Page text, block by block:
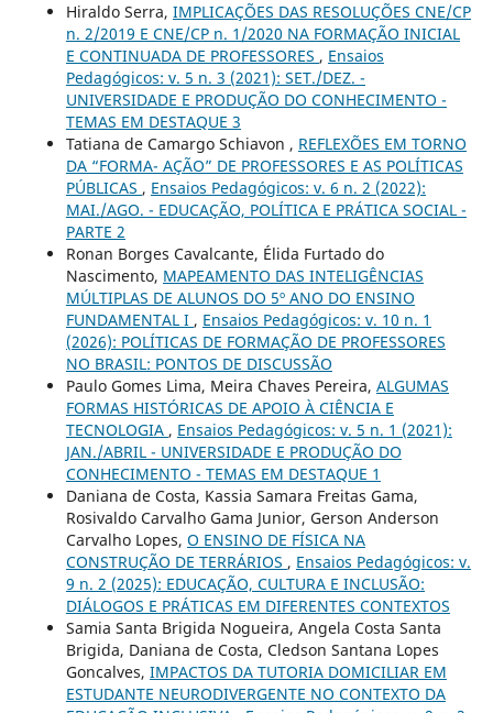
Hiraldo Serra, IMPLICAÇÕES DAS RESOLUÇÕES CNE/CP
n. 2/2019 E CNE/CP n. 1/2020 NA FORMAÇÃO INICIAL
E CONTINUADA DE PROFESSORES , Ensaios
Pedagógicos: v. 5 n. 3 (2021): SET./DEZ. -
UNIVERSIDADE E PRODUÇÃO DO CONHECIMENTO -
TEMAS EM DESTAQUE 3
Tatiana de Camargo Schiavon , REFLEXÕES EM TORNO
DA “FORMA- AÇÃO” DE PROFESSORES E AS POLÍTICAS
PÚBLICAS , Ensaios Pedagógicos: v. 6 n. 2 (2022):
MAI./AGO. - EDUCAÇÃO, POLÍTICA E PRÁTICA SOCIAL -
PARTE 2
Ronan Borges Cavalcante, Élida Furtado do
Nascimento, MAPEAMENTO DAS INTELIGÊNCIAS
MÚLTIPLAS DE ALUNOS DO 5º ANO DO ENSINO
FUNDAMENTAL I , Ensaios Pedagógicos: v. 10 n. 1
(2026): POLÍTICAS DE FORMAÇÃO DE PROFESSORES
NO BRASIL: PONTOS DE DISCUSSÃO
Paulo Gomes Lima, Meira Chaves Pereira, ALGUMAS
FORMAS HISTÓRICAS DE APOIO À CIÊNCIA E
TECNOLOGIA , Ensaios Pedagógicos: v. 5 n. 1 (2021):
JAN./ABRIL - UNIVERSIDADE E PRODUÇÃO DO
CONHECIMENTO - TEMAS EM DESTAQUE 1
Daniana de Costa, Kassia Samara Freitas Gama,
Rosivaldo Carvalho Gama Junior, Gerson Anderson
Carvalho Lopes, O ENSINO DE FÍSICA NA
CONSTRUÇÃO DE TERRÁRIOS , Ensaios Pedagógicos: v.
9 n. 2 (2025): EDUCAÇÃO, CULTURA E INCLUSÃO:
DIÁLOGOS E PRÁTICAS EM DIFERENTES CONTEXTOS
Samia Santa Brigida Nogueira, Angela Costa Santa
Brigida, Daniana de Costa, Cledson Santana Lopes
Goncalves, IMPACTOS DA TUTORIA DOMICILIAR EM
ESTUDANTE NEURODIVERGENTE NO CONTEXTO DA